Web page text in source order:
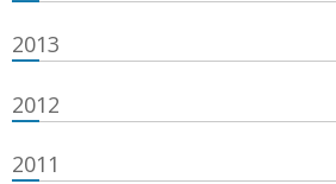
2013
2012
2011